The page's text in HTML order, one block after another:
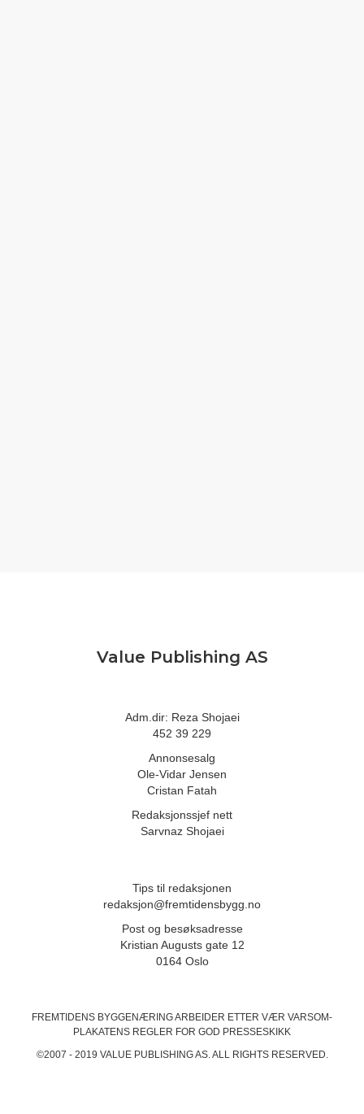
Value Publishing AS
Adm.dir: Reza Shojaei
452 39 229
Annonsesalg
Ole-Vidar Jensen
Cristan Fatah
Redaksjonssjef nett
Sarvnaz Shojaei
Tips til redaksjonen
redaksjon@fremtidensbygg.no
Post og besøksadresse
Kristian Augusts gate 12
0164 Oslo
FREMTIDENS BYGGENÆRING ARBEIDER ETTER VÆR VARSOM-
PLAKATENS REGLER FOR GOD PRESSESKIKK
©2007 - 2019 VALUE PUBLISHING AS. ALL RIGHTS RESERVED.